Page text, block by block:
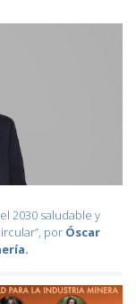
2030 saludable y
por Óscar